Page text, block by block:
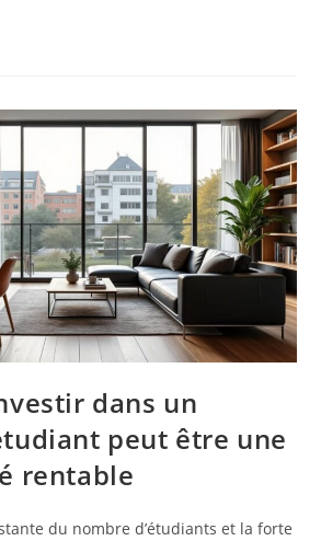
dans un
peut être une
rentable
du nombre d’étudiants et la forte